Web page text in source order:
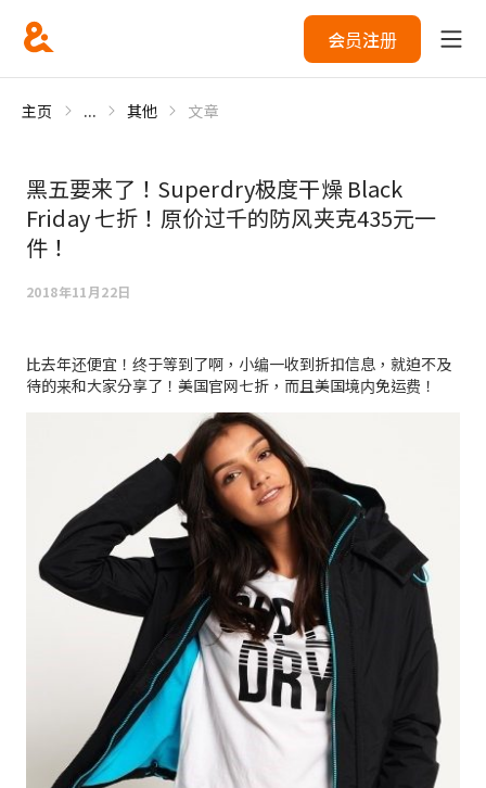
会员注册
主页 ... 其他 文章
黑五要来了！Superdry极度干燥 Black
Friday 七折！原价过千的防风夹克435元一
件！
2018年11月22日
比去年还便宜！终于等到了啊，小编一收到折扣信息，就迫不及
待的来和大家分享了！美国官网七折，而且美国境内免运费！